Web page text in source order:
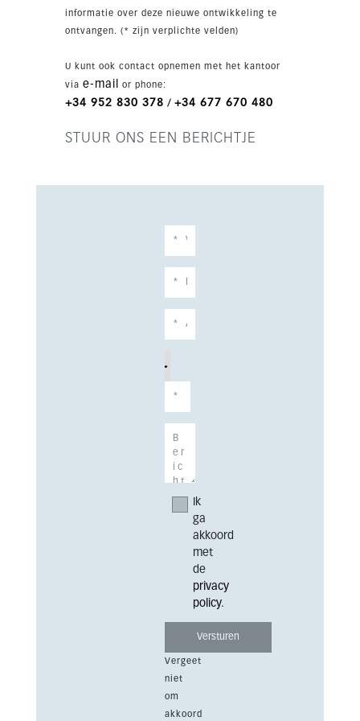
informatie over deze nieuwe ontwikkeling te
ontvangen. (* zijn verplichte velden)
U kunt ook contact opnemen met het kantoor
via e-mail or phone:
+34 952 830 378 / +34 677 670 480
STUUR ONS EEN BERICHTJE
Ik
ga
akkoord
met
de
privacy
policy.
Vergeet
niet
om
akkoord